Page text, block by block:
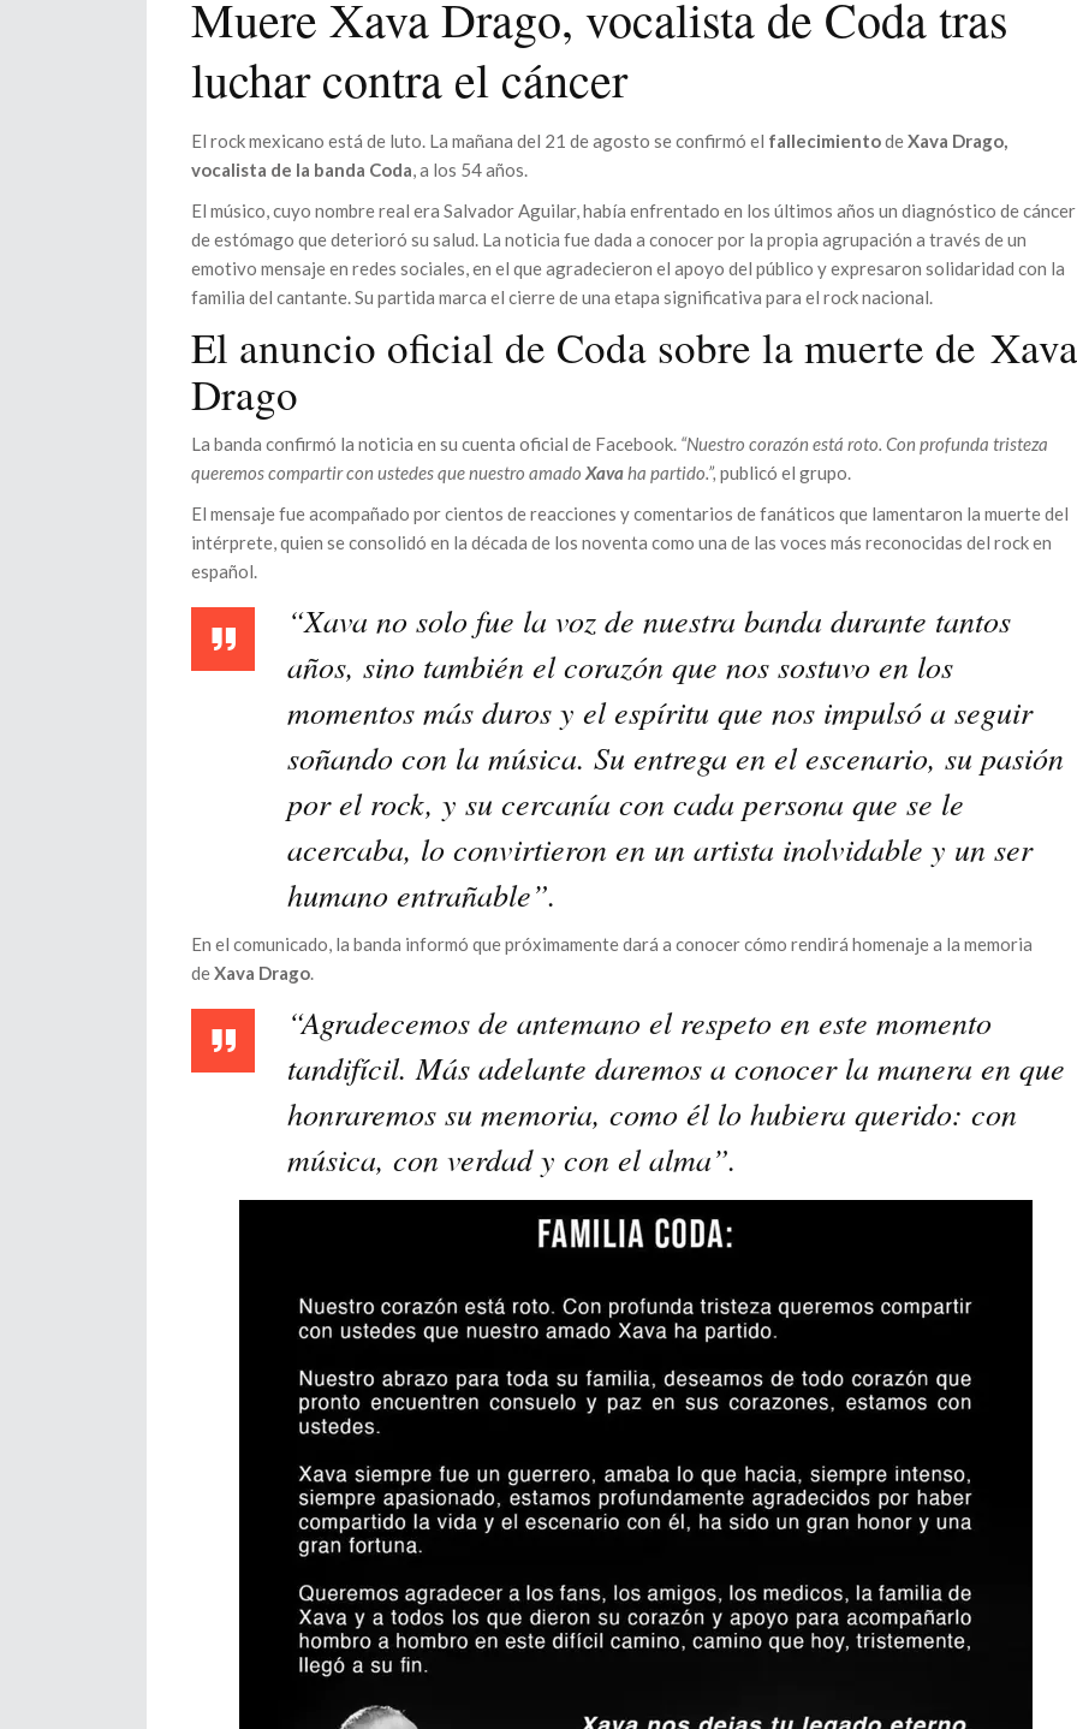
Muere Xava Drago, vocalista de Coda tras
luchar contra el cáncer
El rock mexicano está de luto. La mañana del 21 de agosto se confirmó el fallecimientodeXava Drago,
vocalista de la banda Coda, a los 54 años.
El músico, cuyo nombre real era Salvador Aguilar, había enfrentado en los últimos años un diagnóstico de cáncer
de estómago que deterioró su salud. La noticia fue dada a conocer por la propia agrupación a través de un
emotivo mensaje en redes sociales, en el que agradecieron el apoyo del público y expresaron solidaridad con la
familia del cantante. Su partida marca el cierre de una etapa significativa para el rock nacional.
El anuncio oficial de Coda sobre la muerte de Xava
Drago
La banda confirmó la noticia en su cuenta oficial de Facebook. “Nuestro corazón está roto. Con profunda tristeza
queremos compartir con ustedes que nuestro amado Xavaha partido.”, publicó el grupo.
El mensaje fue acompañado por cientos de reacciones y comentarios de fanáticos que lamentaron la muerte del
intérprete, quien se consolidó en la década de los noventa como una de las voces más reconocidas del rock en
español.
“Xava no solo fue la voz de nuestra banda durante tantos
años, sino también el corazón que nos sostuvo en los
momentos más duros y el espíritu que nos impulsó a seguir
soñando con la música. Su entrega en el escenario, su pasión
por el rock, y su cercanía con cada persona que se le
acercaba, lo convirtieron en un artista inolvidable y un ser
humano entrañable”.
En el comunicado, la banda informó que próximamente dará a conocer cómo rendirá homenaje a la memoria
deXava Drago.
“Agradecemos de antemano el respeto en este momento
tandifícil. Más adelante daremos a conocer la manera en que
honraremos su memoria, como él lo hubiera querido: con
música, con verdad y con el alma”.